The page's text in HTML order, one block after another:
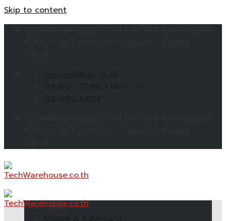
Skip to content
หมวดหมู่สินค้า